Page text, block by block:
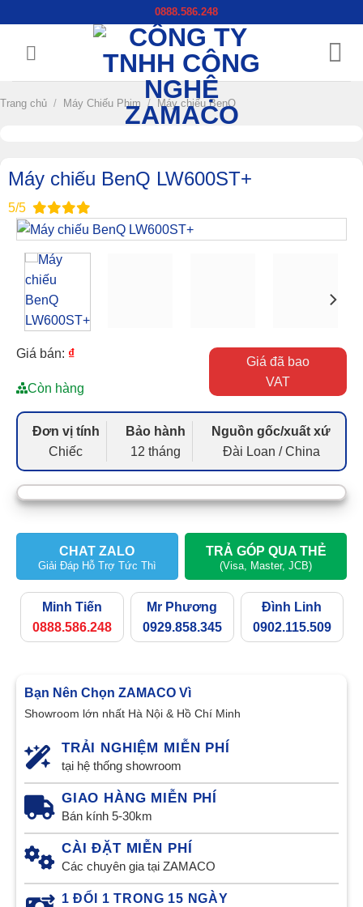
0888.586.248
Trang chủ / Máy Chiếu Phim / Máy chiếu BenQ
Máy chiếu BenQ LW600ST+
5/5
Giá đã bao
VAT
Giá bán: ₫
Còn hàng
Đơn vị tính
Chiếc
Bảo hành
12 tháng
Nguồn gốc/xuất xứ
Đài Loan / China
CHAT ZALO
Giải Đáp Hỗ Trợ Tức Thì
TRẢ GÓP QUA THẺ
(Visa, Master, JCB)
Minh Tiến
0888.586.248
Mr Phương
0929.858.345
Đình Linh
0902.115.509
Bạn Nên Chọn ZAMACO Vì
Showroom lớn nhất Hà Nội & Hồ Chí Minh
TRẢI NGHIỆM MIỄN PHÍ
tại hệ thống showroom
GIAO HÀNG MIỄN PHÍ
Bán kính 5-30km
CÀI ĐẶT MIỄN PHÍ
Các chuyên gia tại ZAMACO
1 ĐỔI 1 TRONG 15 NGÀY